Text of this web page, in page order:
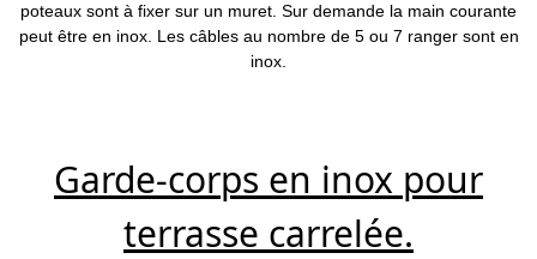
poteaux sont à fixer sur un muret. Sur demande la main courante
peut être en inox. Les câbles au nombre de 5 ou 7 ranger sont en
inox.
Garde-corps en inox pour
terrasse carrelée.